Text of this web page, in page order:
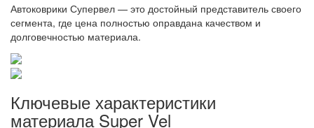
Автоковрики Супервел — это достойный представитель своего
сегмента, где цена полностью оправдана качеством и
долговечностью материала.
Ключевые характеристики
материала Super Vel